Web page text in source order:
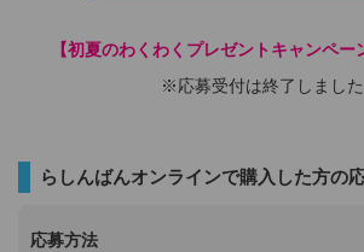
【初夏のわくわくプレゼントキャンペー
※応募受付は終了しました
らしんばんオンラインで購入した方の
応募方法